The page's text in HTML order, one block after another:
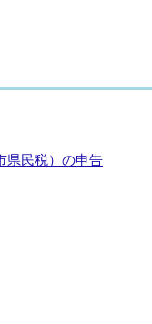
県民税）の申告